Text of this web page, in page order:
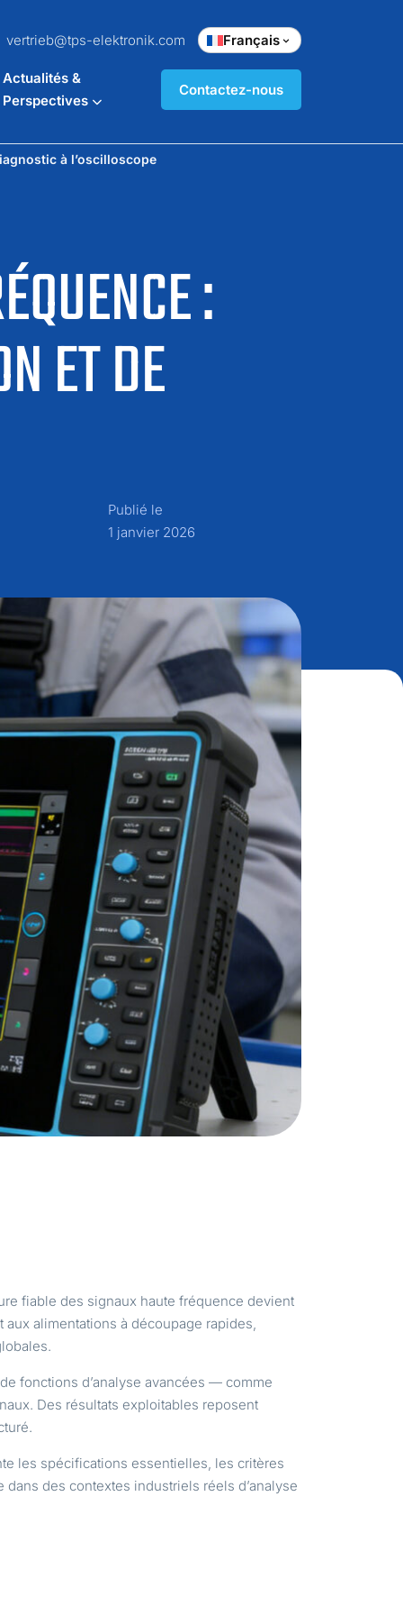
vertrieb@tps-elektronik.com Français
Actualités &
Perspectives
Contactez-nous
:
ET DE
à l’oscilloscope
Publié le
1 janvier 2026
fiable des signaux haute fréquence devient
alimentations à découpage rapides,
fonctions d’analyse avancées — comme
Des résultats exploitables reposent
les spécifications essentielles, les critères
des contextes industriels réels d’analyse